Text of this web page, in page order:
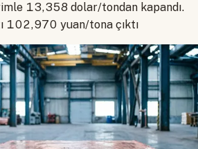
13,358 dolar/tondan kapandı.
102,970 yuan/tona çıktı